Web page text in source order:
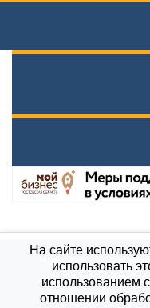
Новости
МБОУ
На сайте
использовать
использованием
отношении